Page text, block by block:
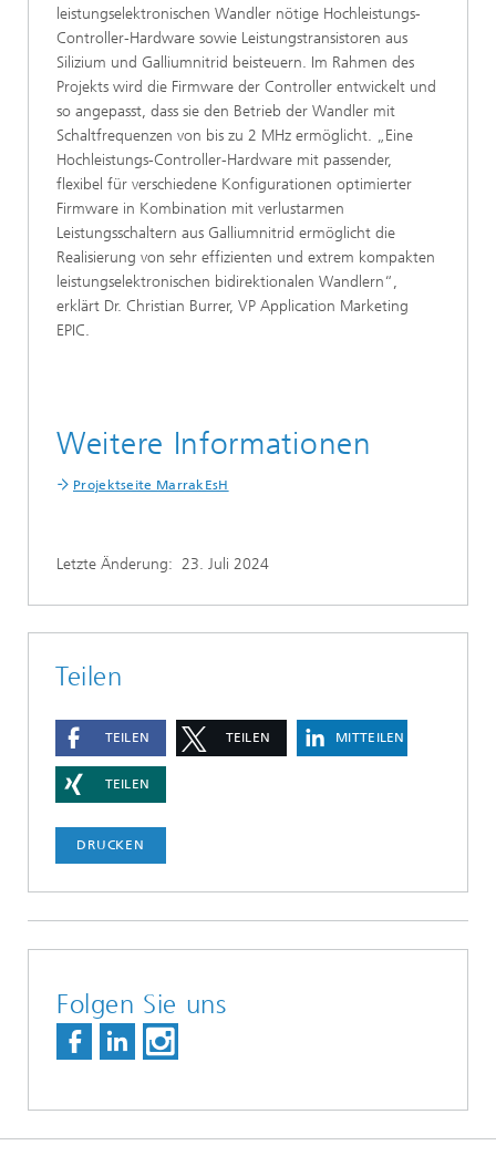
leistungselektronischen Wandler nötige Hochleistungs-
Controller-Hardware sowie Leistungstransistoren aus
Silizium und Galliumnitrid beisteuern. Im Rahmen des
Projekts wird die Firmware der Controller entwickelt und
so angepasst, dass sie den Betrieb der Wandler mit
Schaltfrequenzen von bis zu 2 MHz ermöglicht. „Eine
Hochleistungs-Controller-Hardware mit passender,
flexibel für verschiedene Konfigurationen optimierter
Firmware in Kombination mit verlustarmen
Leistungsschaltern aus Galliumnitrid ermöglicht die
Realisierung von sehr effizienten und extrem kompakten
leistungselektronischen bidirektionalen Wandlern“,
erklärt Dr. Christian Burrer, VP Application Marketing
EPIC.
Weitere Informationen
Projektseite MarrakEsH
Letzte Änderung: 23. Juli 2024
Teilen
TEILEN TEILEN MITTEILEN
TEILEN
DRUCKEN
Folgen Sie uns